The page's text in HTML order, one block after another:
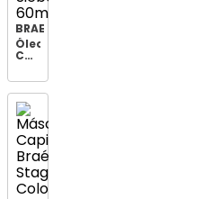
BRAE
Óleo
Capilar
Blonde
Oil
by
Ana
Paula
Siebert
60ml